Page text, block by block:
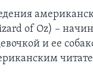
of Oz) –
и ее